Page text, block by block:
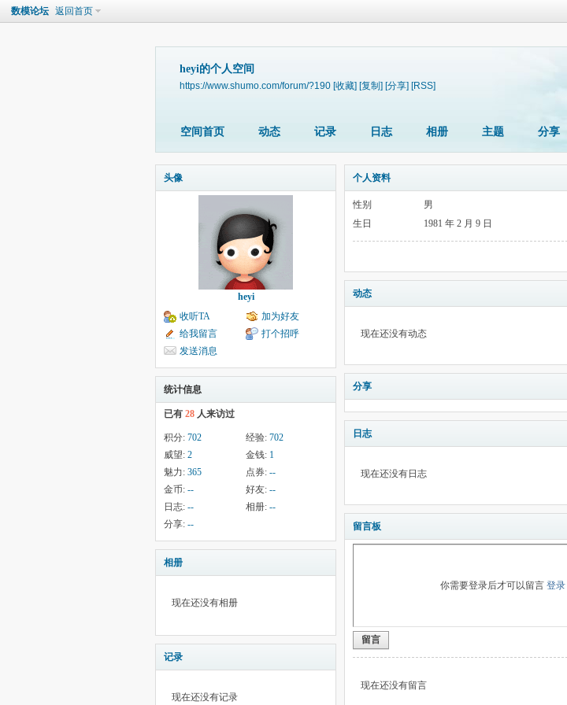
数模论坛 返回首页
heyi的个人空间
https://www.shumo.com/forum/?190 [收藏] [复制] [分享] [RSS]
空间首页 动态 记录 日志 相册 主题 分享
头像
heyi
收听TA
加为好友
给我留言
打个招呼
发送消息
统计信息
已有 28 人来访过
积分: 702 经验: 702
威望: 2 金钱: 1
魅力: 365 点券: --
金币: -- 好友: --
日志: -- 相册: --
分享: --
相册
现在还没有相册
记录
现在还没有记录
个人资料
性别
男
生日
1981 年 2 月 9 日
动态
现在还没有动态
分享
日志
现在还没有日志
留言板
你需要登录后才可以留言 登录|
留言
现在还没有留言